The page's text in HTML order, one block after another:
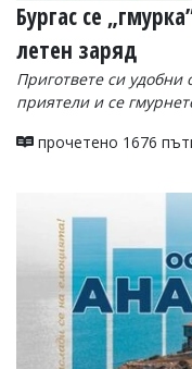
Бургас се
летен заряд
Пригответе си удобни
приятели и се
прочетено 1676